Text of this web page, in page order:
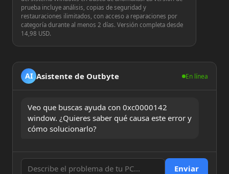
prueba incluye análisis, copias de seguridad y
restauraciones ilimitados, con acceso a reparaciones por
categoría durante al menos 2 días. Versión completa desde
14,98 USD.
AI Asistente de Outbyte En línea
Veo que buscas ayuda con 0xc0000142
window. ¿Quieres saber qué causa este error y
cómo solucionarlo?
Enviar